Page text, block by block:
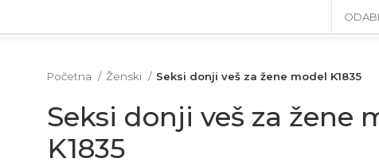
Početna
Ženski Seksi donji veš za žene model K1835
Seksi donji veš za žene
K1835